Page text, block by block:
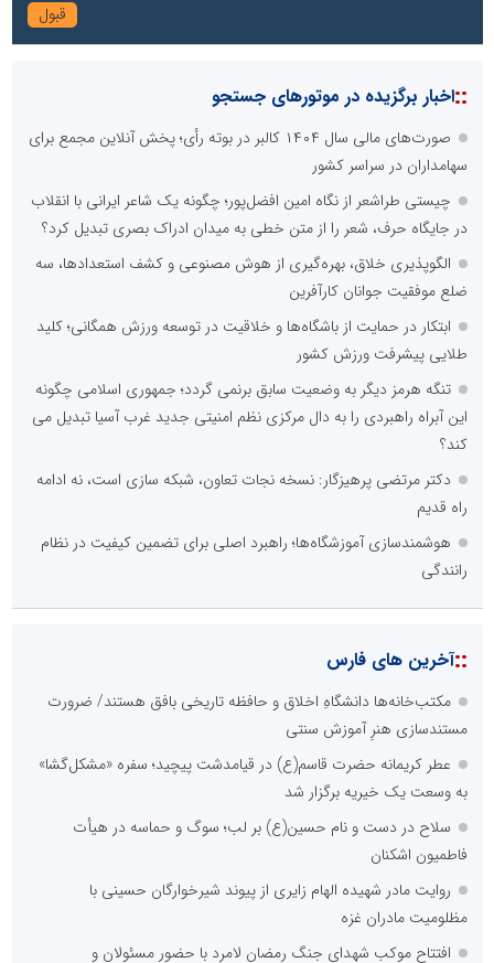
::اخبار برگزیده در موتورهای جستجو
صورت‌های مالی سال ۱۴۰۴ کالبر در بوته رأی؛ پخش آنلاین مجمع برای
سهامداران در سراسر کشور
چیستی طراشعر از نگاه امین افضل‌پور؛ چگونه یک شاعر ایرانی با انقلاب
در جایگاه حرف، شعر را از متن خطی به میدان ادراک بصری تبدیل کرد؟
الگوپذیری خلاق، بهره‌گیری از هوش مصنوعی و کشف استعدادها، سه
ضلع موفقیت جوانان کارآفرین
ابتکار در حمایت از باشگاه‌ها و خلاقیت در توسعه ورزش همگانی؛ کلید
طلایی پیشرفت ورزش کشور
تنگه هرمز دیگر به وضعیت سابق برنمی گردد؛ جمهوری اسلامی چگونه
این آبراه راهبردی را به دال مرکزی نظم امنیتی جدید غرب آسیا تبدیل می
کند؟
دکتر مرتضی پرهیزگار: نسخه نجات تعاون، شبکه سازی است، نه ادامه
راه قدیم
هوشمندسازی آموزشگاه‌ها؛ راهبرد اصلی برای تضمین کیفیت در نظام
رانندگی
::آخرین های فارس
مکتب‌خانه‌ها دانشگاهِ اخلاق و حافظه تاریخی بافق هستند/ ضرورت
مستندسازی هنرِ آموزش سنتی
عطر کریمانه حضرت قاسم(ع) در قیامدشت پیچید؛ سفره «مشکل‌گشا»
به وسعت یک خیریه برگزار شد
سلاح در دست و نام حسین(ع) بر لب؛ سوگ و حماسه در هیأت
فاطمیون اشکنان
روایت مادر شهیده الهام زایری از پیوند شیرخوارگان حسینی با
مظلومیت مادران غزه
افتتاح موکب شهدای جنگ رمضان لامرد با حضور مسئولان و